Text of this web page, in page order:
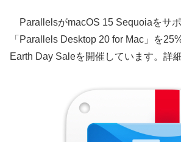
ParallelsがmacOS 15 Sequoiaをサ
「Parallels Desktop 20 for Mac」を
Earth Day Saleを開催しています。詳